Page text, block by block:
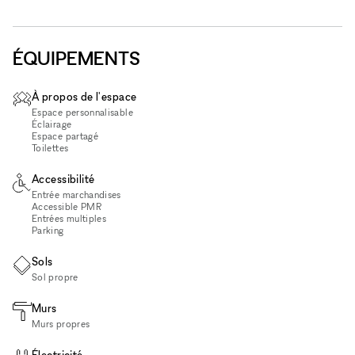
ÉQUIPEMENTS
À propos de l'espace
Espace personnalisable
Éclairage
Espace partagé
Toilettes
Accessibilité
Entrée marchandises
Accessible PMR
Entrées multiples
Parking
Sols
Sol propre
Murs
Murs propres